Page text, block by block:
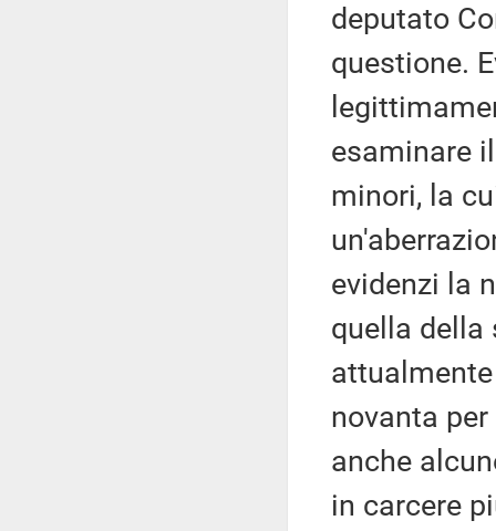
deputato
questione.
esaminare
minori, la
evidenzi la
quella della
novanta
anche
in carcere